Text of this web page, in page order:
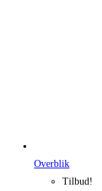
Overblik
Tilbud!